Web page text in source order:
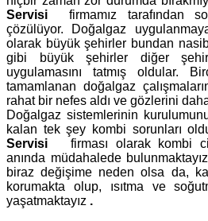
Servisi
firmamız tarafından
çözülüyor. Doğalgaz
olarak büyük şehirler bundan
gibi büyük şehirler diğer
uygulamasını tatmış oldular.
tamamlanan doğalgaz
rahat bir nefes aldı ve gözlerini
Doğalgaz sistemlerinin
kalan tek şey kombi sorunları
Servisi firması olarak kombi
anında müdahalede
biraz değişime neden olsa da,
korumakta olup, ısıtma ve
yaşatmaktayız .